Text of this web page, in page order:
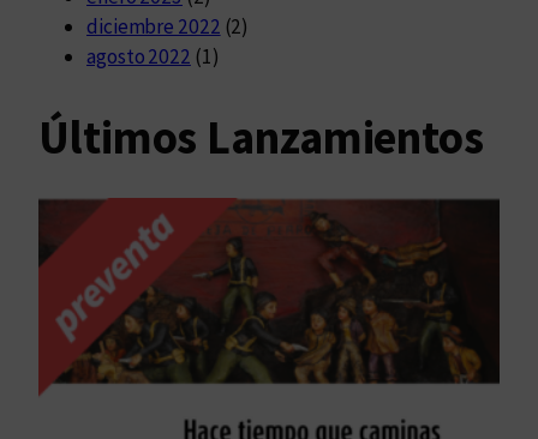
diciembre 2022 (2)
agosto 2022 (1)
Últimos Lanzamientos